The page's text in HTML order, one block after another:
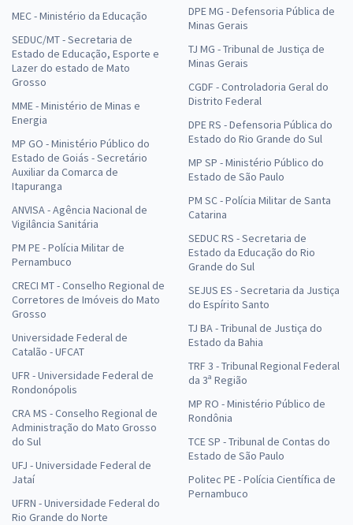
MEC - Ministério da Educação
SEDUC/MT - Secretaria de
Estado de Educação, Esporte e
Lazer do estado de Mato
Grosso
MME - Ministério de Minas e
Energia
MP GO - Ministério Público do
Estado de Goiás - Secretário
Auxiliar da Comarca de
Itapuranga
ANVISA - Agência Nacional de
Vigilância Sanitária
PM PE - Polícia Militar de
Pernambuco
CRECI MT - Conselho Regional de
Corretores de Imóveis do Mato
Grosso
Universidade Federal de
Catalão - UFCAT
UFR - Universidade Federal de
Rondonópolis
CRA MS - Conselho Regional de
Administração do Mato Grosso
do Sul
UFJ - Universidade Federal de
Jataí
UFRN - Universidade Federal do
Rio Grande do Norte
DPE MG - Defensoria Pública de
Minas Gerais
TJ MG - Tribunal de Justiça de
Minas Gerais
CGDF - Controladoria Geral do
Distrito Federal
DPE RS - Defensoria Pública do
Estado do Rio Grande do Sul
MP SP - Ministério Público do
Estado de São Paulo
PM SC - Polícia Militar de Santa
Catarina
SEDUC RS - Secretaria de
Estado da Educação do Rio
Grande do Sul
SEJUS ES - Secretaria da Justiça
do Espírito Santo
TJ BA - Tribunal de Justiça do
Estado da Bahia
TRF 3 - Tribunal Regional Federal
da 3ª Região
MP RO - Ministério Público de
Rondônia
TCE SP - Tribunal de Contas do
Estado de São Paulo
Politec PE - Polícia Científica de
Pernambuco